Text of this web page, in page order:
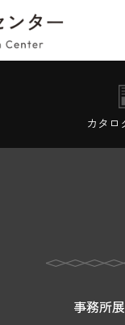
カタロ
事務所